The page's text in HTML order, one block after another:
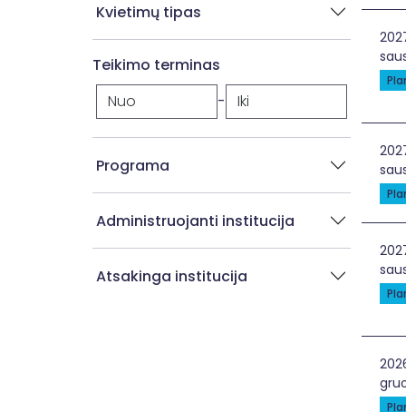
Kvietimų tipas
Teikimo terminas
-
Programa
Administruojanti institucija
Atsakinga institucija